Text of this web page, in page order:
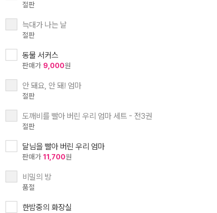
절판
늑대가 나는 날
절판
동물 서커스
판매가 9,000원
안 돼요, 안 돼! 엄마
절판
도깨비를 빨아 버린 우리 엄마 세트 - 전3권
절판
달님을 빨아 버린 우리 엄마
판매가 11,700원
비밀의 방
품절
한밤중의 화장실